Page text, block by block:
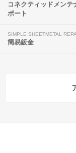
コネクティッドメンテ
ポート
SIMPLE SHEETMETAL
簡易鈑金